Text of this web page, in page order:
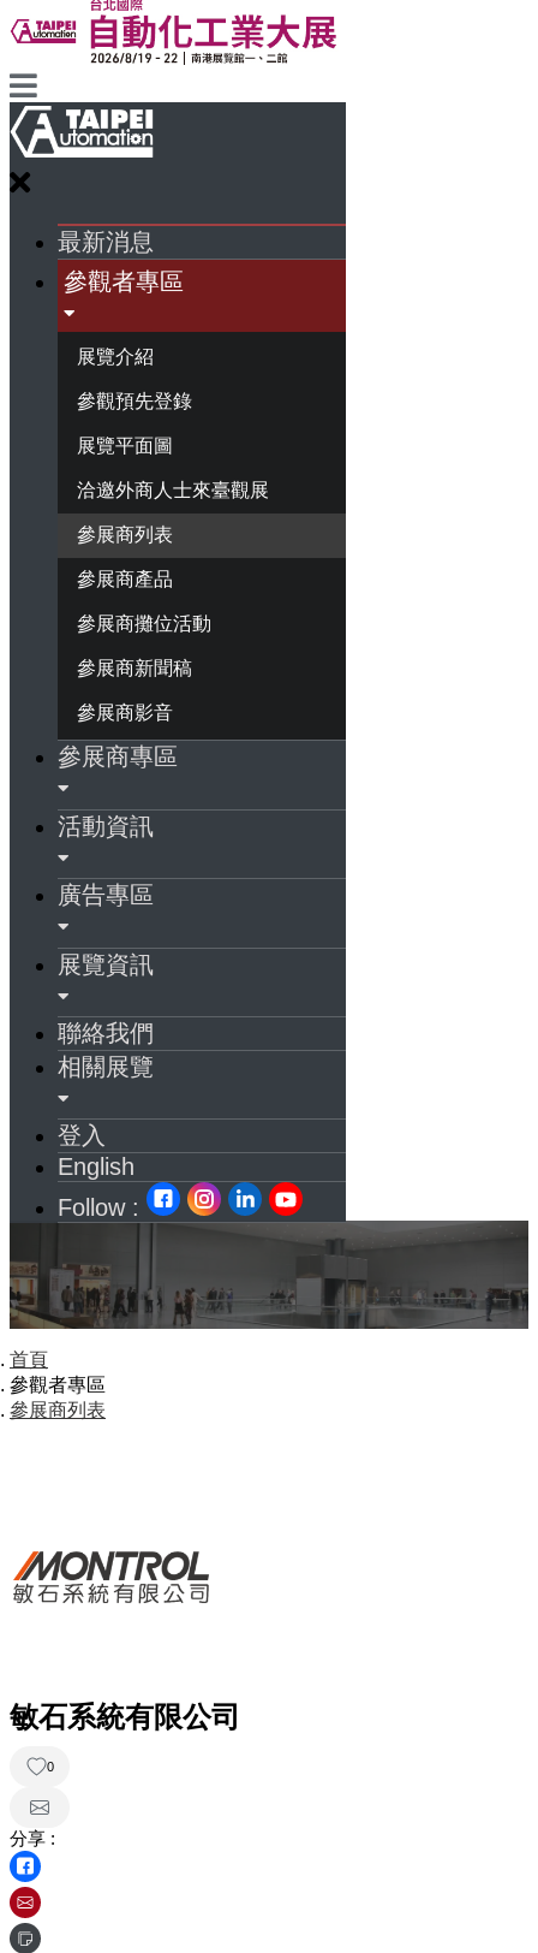
最新消息
參觀者專區
展覽介紹
參觀預先登錄
展覽平面圖
洽邀外商人士來臺觀展
參展商列表
參展商產品
參展商攤位活動
參展商新聞稿
參展商影音
參展商專區
活動資訊
廣告專區
展覽資訊
聯絡我們
相關展覽
登入
English
Follow :
首頁
參觀者專區
參展商列表
敏石系統有限公司
0
分享 :